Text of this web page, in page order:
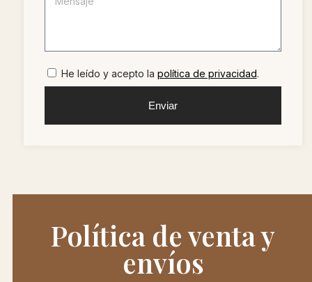
He leído y acepto la política de privacidad.
Enviar
Política de venta y
envíos